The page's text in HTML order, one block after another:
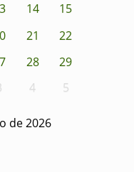
14
15
21
22
28
29
4 5
de 2026